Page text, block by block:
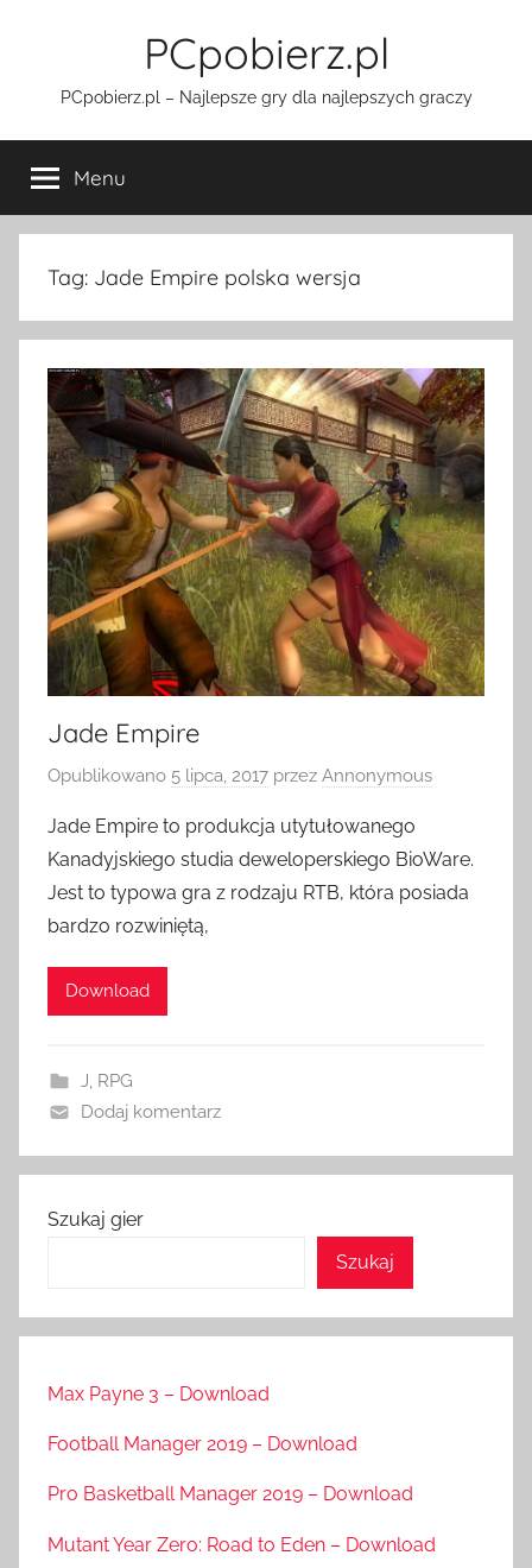
PCpobierz.pl
PCpobierz.pl – Najlepsze gry dla najlepszych graczy
Menu
Tag: Jade Empire polska wersja
Jade Empire
Opublikowano 5 lipca, 2017 przez Annonymous
Jade Empire to produkcja utytułowanego
Kanadyjskiego studia deweloperskiego BioWare.
Jest to typowa gra z rodzaju RTB, która posiada
bardzo rozwiniętą,
Download
J RPG
Dodaj komentarz
Szukaj gier
Szukaj
Max Payne 3 – Download
Football Manager 2019 – Download
Pro Basketball Manager 2019 – Download
Mutant Year Zero: Road to Eden – Download